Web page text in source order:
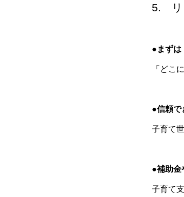
5. リ
● まず
「どこ
●信頼で
子育て
●補助金
子育て